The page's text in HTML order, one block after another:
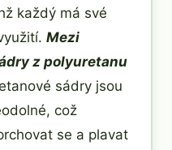
každý má své
Mezi
z polyuretanu
sádry jsou
což
se a plavat